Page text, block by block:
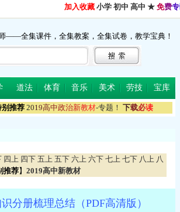
加入收藏 小学 初中 高中 ★ 免费专
——全集课件，全集教案，全集试卷，教学宝典！
道法 体育 音乐 美术 劳技 宝库
别推荐 2019高中政治新教材-专题！ 下载必读
四上 四下 五上 五下 六上 六下 七上 七下 八上 八
推荐】 2019高中新教材
分册梳理总结（PDF高清版）